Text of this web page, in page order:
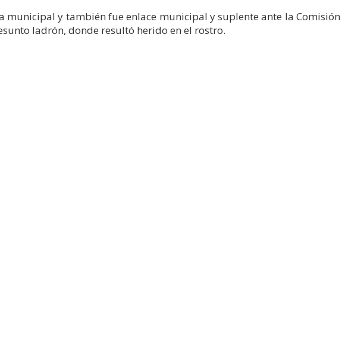
municipal y también fue enlace municipal y suplente ante la Comisión
ladrón, donde resultó herido en el rostro.